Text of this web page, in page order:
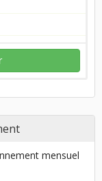
mensuel